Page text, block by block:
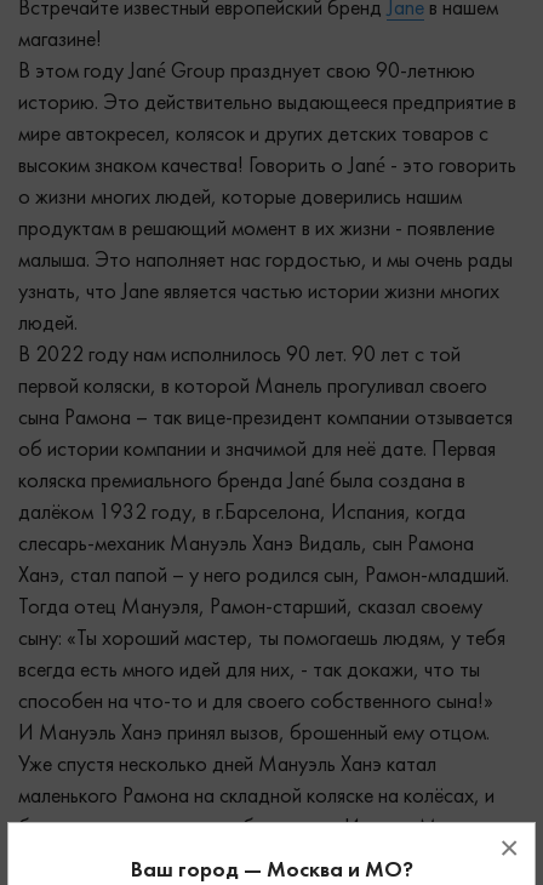
Ваш город — Москва и МО?
×
Встречайте известный европейский бренд Jane в нашем
магазине!
В этом году Jané Group празднует свою 90-летнюю
историю. Это действительно выдающееся предприятие в
мире автокресел, колясок и других детских товаров с
высоким знаком качества! Говорить о Jané - это говорить
о жизни многих людей, которые доверились нашим
продуктам в решающий момент в их жизни - появление
малыша. Это наполняет нас гордостью, и мы очень рады
узнать, что Jane является частью истории жизни многих
людей.
В 2022 году нам исполнилось 90 лет. 90 лет с той
первой коляски, в которой Манель прогуливал своего
сына Рамона – так вице-президент компании отзывается
об истории компании и значимой для неё дате. Первая
коляска премиального бренда Jané была создана в
далёком 1932 году, в г.Барселона, Испания, когда
слесарь-механик Мануэль Ханэ Видаль, сын Рамона
Ханэ, стал папой – у него родился сын, Рамон-младший.
Тогда отец Мануэля, Рамон-старший, сказал своему
сыну: «Ты хороший мастер, ты помогаешь людям, у тебя
всегда есть много идей для них, - так докажи, что ты
способен на что-то и для своего собственного сына!»
И Мануэль Ханэ принял вызов, брошенный ему отцом.
Уже спустя несколько дней Мануэль Ханэ катал
маленького Рамона на складной коляске на колёсах, и
был очень горд своим изобретением. Именно Мануэль
Ханэ в 1932 году изобрел первую в мире складную